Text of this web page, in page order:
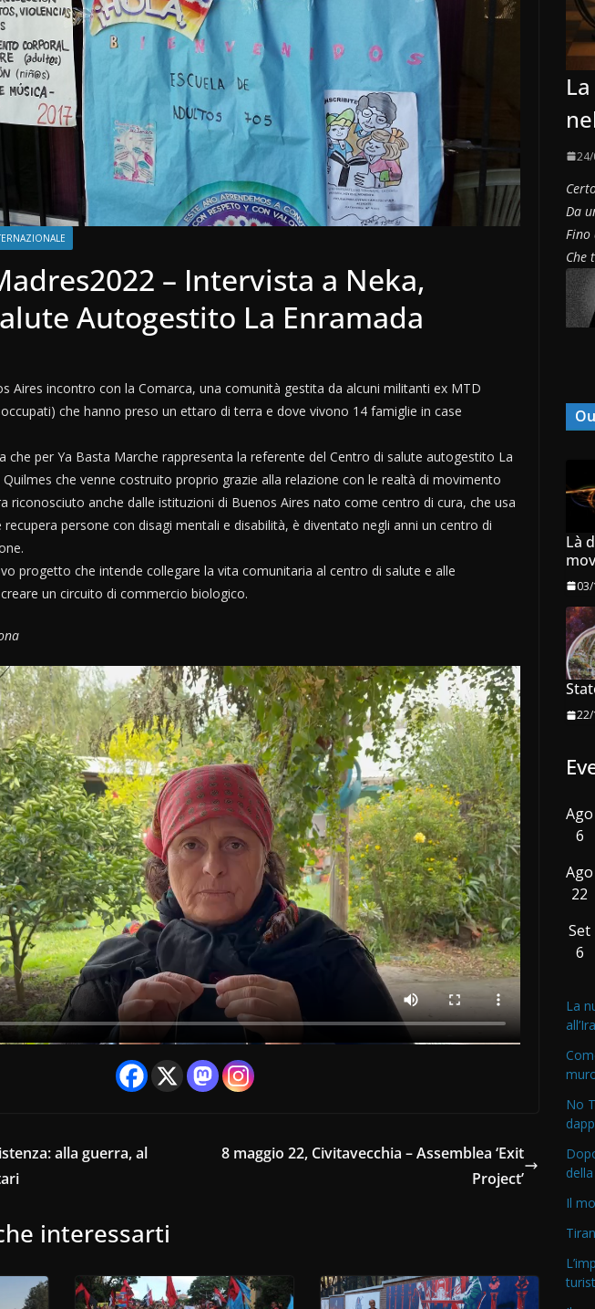
– Intervista a Neka,
Autogestito La Enramada
Aires incontro con la Comarca, una comunità gestita da alcuni militanti ex MTD
che hanno preso un ettaro di terra e dove vivono 14 famiglie in case
che per Ya Basta Marche rappresenta la referente del Centro di salute autogestito La
che venne costruito proprio grazie alla relazione con le realtà di movimento
riconosciuto anche dalle istituzioni di Buenos Aires nato come centro di cura, che usa
persone con disagi mentali e disabilità, è diventato negli anni un centro di
progetto che intende collegare la vita comunitaria al centro di salute e alle
un circuito di commercio biologico.
alla guerra, al
8 maggio 22, Civitavecchia – Assemblea ‘Exit
Project’
interessarti
Da
Che
Là
22/
Ago
6
Ago
22
Set
6
La
No
Il